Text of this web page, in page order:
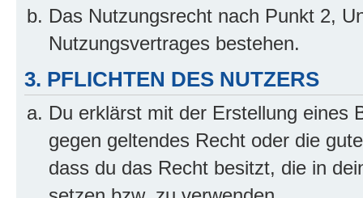
Das Nutzungsrecht nach Punkt 2,
Nutzungsvertrages bestehen.
3. PFLICHTEN DES NUTZERS
Du erklärst mit der Erstellung eines
gegen geltendes Recht oder die
dass du das Recht besitzt, die in